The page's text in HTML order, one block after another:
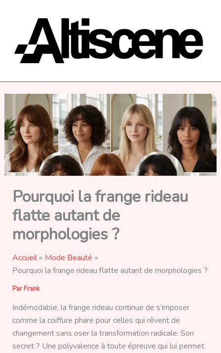
Pourquoi la frange rideau
flatte autant de
morphologies ?
Accueil
Mode Beauté
Pourquoi la frange rideau flatte autant de morphologies ?
Par Frank
Indémodable, la frange rideau continue de s’imposer
comme la coiffure phare pour celles qui rêvent de
changement sans oser la transformation radicale. Son
secret ? Une polyvalence à toute épreuve qui lui permet